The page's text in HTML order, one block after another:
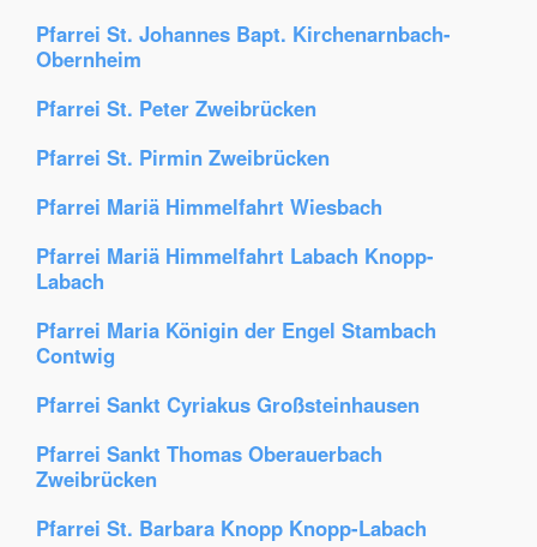
Pfarrei St. Johannes Bapt. Kirchenarnbach-
Obernheim
Pfarrei St. Peter Zweibrücken
Pfarrei St. Pirmin Zweibrücken
Pfarrei Mariä Himmelfahrt Wiesbach
Pfarrei Mariä Himmelfahrt Labach Knopp-
Labach
Pfarrei Maria Königin der Engel Stambach
Contwig
Pfarrei Sankt Cyriakus Großsteinhausen
Pfarrei Sankt Thomas Oberauerbach
Zweibrücken
Pfarrei St. Barbara Knopp Knopp-Labach